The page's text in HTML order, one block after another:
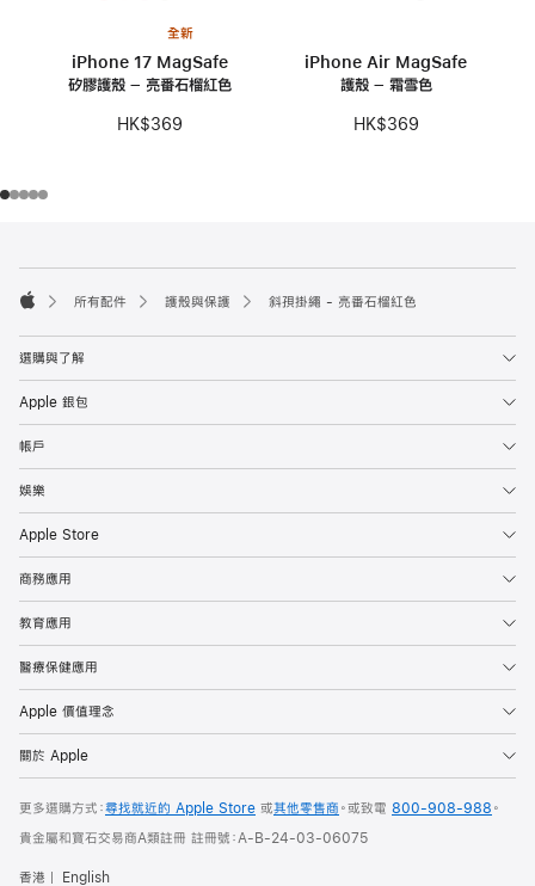
全新
iPhone 17 MagSafe
矽膠護殼 – 亮番石榴紅色
HK$369
iPhone Air MagSafe
護殼 – 霜雪色
HK$369
腳
所有配件 護殼與保護 斜孭掛繩 - 亮番石榴紅色
選購與了解
Apple 銀包
帳戶
娛樂
Apple Store
商務應用
教育應用
醫療保健應用
Apple 價值理念
關於 Apple
更多選購方式：尋找就近的 Apple Store 或其他零售商 。或致電 800-908-988 。
貴金屬和寶石交易商A類註冊 註冊號：A-B-24-03-06075
香港 English